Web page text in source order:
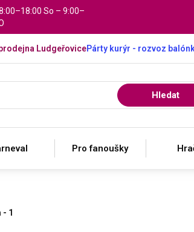
So – 9:00–
LudgeřovicePárty kurýr - rozvoz
Hledat
Pro fanoušky
1